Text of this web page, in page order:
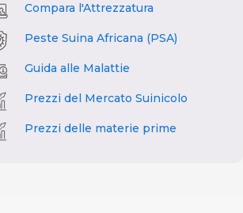
Compara l'Attrezzatura
Peste Suina Africana (PSA)
Guida alle Malattie
Prezzi del Mercato Suinicolo
Prezzi delle materie prime